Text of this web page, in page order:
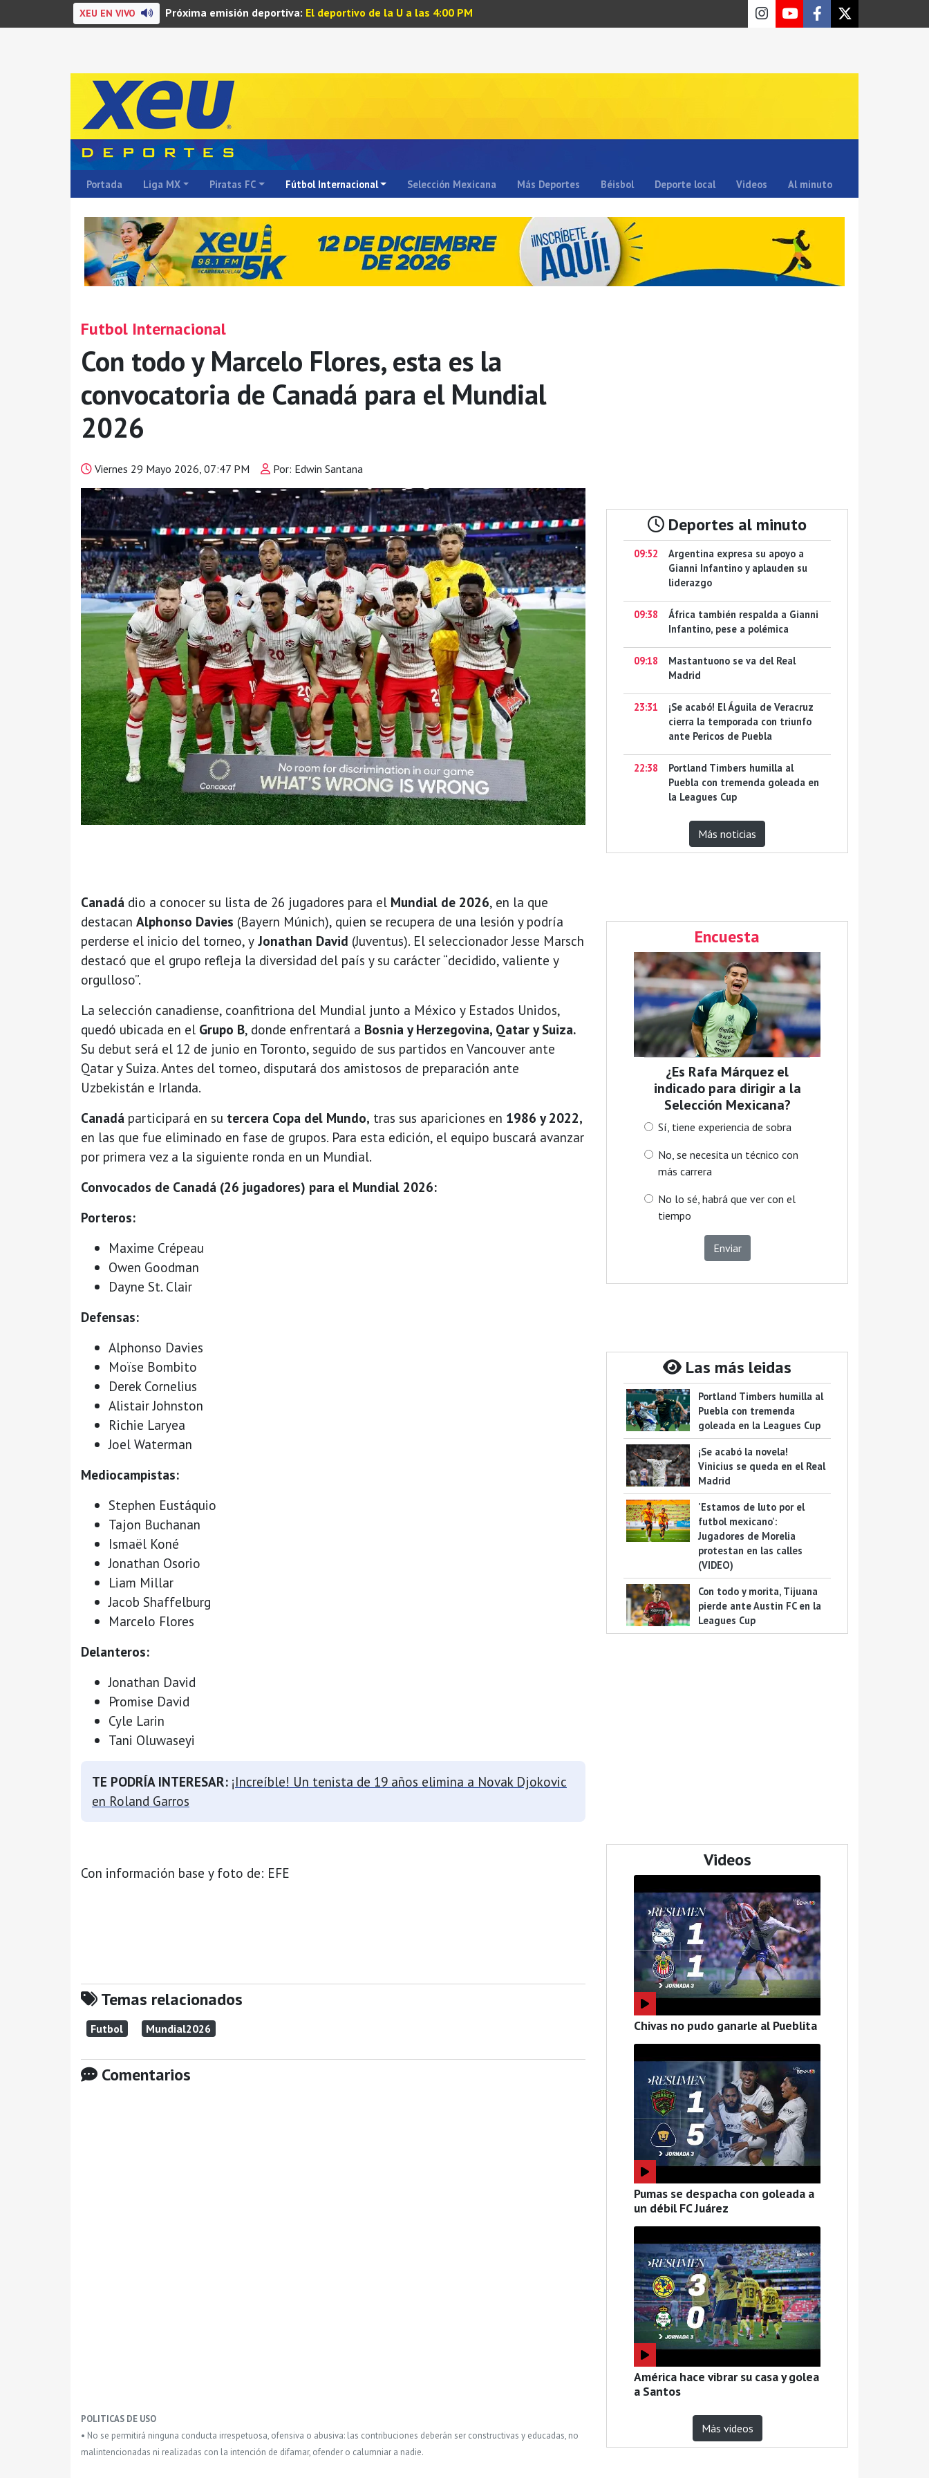
XEU EN VIVO Próxima emisión deportiva: El deportivo de la U a las 4:00 PM
Portada Liga MX Piratas FC Fútbol Internacional Selección Mexicana Más Deportes Béisbol Deporte local Videos Al minuto
Futbol Internacional
Con todo y Marcelo Flores, esta es la
convocatoria de Canadá para el Mundial
2026
Viernes 29 Mayo 2026, 07:47 PM Por: Edwin Santana
Canadá dio a conocer su lista de 26 jugadores para el Mundial de 2026, en la que
destacan Alphonso Davies (Bayern Múnich), quien se recupera de una lesión y podría
perderse el inicio del torneo, y Jonathan David (Juventus). El seleccionador Jesse Marsch
destacó que el grupo refleja la diversidad del país y su carácter “decidido, valiente y
orgulloso”.
La selección canadiense, coanfitriona del Mundial junto a México y Estados Unidos,
quedó ubicada en el Grupo B, donde enfrentará a Bosnia y Herzegovina, Qatar y Suiza.
Su debut será el 12 de junio en Toronto, seguido de sus partidos en Vancouver ante
Qatar y Suiza. Antes del torneo, disputará dos amistosos de preparación ante
Uzbekistán e Irlanda.
Canadá participará en su tercera Copa del Mundo, tras sus apariciones en 1986 y 2022,
en las que fue eliminado en fase de grupos. Para esta edición, el equipo buscará avanzar
por primera vez a la siguiente ronda en un Mundial.
Convocados de Canadá (26 jugadores) para el Mundial 2026:
Porteros:
Maxime Crépeau
Owen Goodman
Dayne St. Clair
Defensas:
Alphonso Davies
Moïse Bombito
Derek Cornelius
Alistair Johnston
Richie Laryea
Joel Waterman
Mediocampistas:
Stephen Eustáquio
Tajon Buchanan
Ismaël Koné
Jonathan Osorio
Liam Millar
Jacob Shaffelburg
Marcelo Flores
Delanteros:
Jonathan David
Promise David
Cyle Larin
Tani Oluwaseyi
TE PODRÍA INTERESAR: ¡Increíble! Un tenista de 19 años elimina a Novak Djokovic
en Roland Garros
Con información base y foto de: EFE
Temas relacionados
Futbol Mundial2026
Comentarios
POLITICAS DE USO
• No se permitirá ninguna conducta irrespetuosa, ofensiva o abusiva: las contribuciones deberán ser constructivas y educadas, no
malintencionadas ni realizadas con la intención de difamar, ofender o calumniar a nadie.
Deportes al minuto
09:52
Argentina expresa su apoyo a
Gianni Infantino y aplauden su
liderazgo
09:38
África también respalda a Gianni
Infantino, pese a polémica
09:18
Mastantuono se va del Real
Madrid
23:31
¡Se acabó! El Águila de Veracruz
cierra la temporada con triunfo
ante Pericos de Puebla
22:38
Portland Timbers humilla al
Puebla con tremenda goleada en
la Leagues Cup
Más noticias
Encuesta
¿Es Rafa Márquez el
indicado para dirigir a la
Selección Mexicana?
Sí, tiene experiencia de sobra
No, se necesita un técnico con
más carrera
No lo sé, habrá que ver con el
tiempo
Enviar
Las más leidas
Portland Timbers humilla al
Puebla con tremenda
goleada en la Leagues Cup
¡Se acabó la novela!
Vinicius se queda en el Real
Madrid
'Estamos de luto por el
futbol mexicano':
Jugadores de Morelia
protestan en las calles
(VIDEO)
Con todo y morita, Tijuana
pierde ante Austin FC en la
Leagues Cup
Videos
Chivas no pudo ganarle al Pueblita
Pumas se despacha con goleada a
un débil FC Juárez
América hace vibrar su casa y golea
a Santos
Más videos